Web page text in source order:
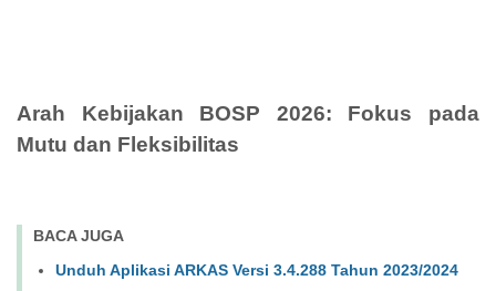
Arah Kebijakan BOSP 2026: Fokus pada
Mutu dan Fleksibilitas
BACA JUGA
Unduh Aplikasi ARKAS Versi 3.4.288 Tahun 2023/2024